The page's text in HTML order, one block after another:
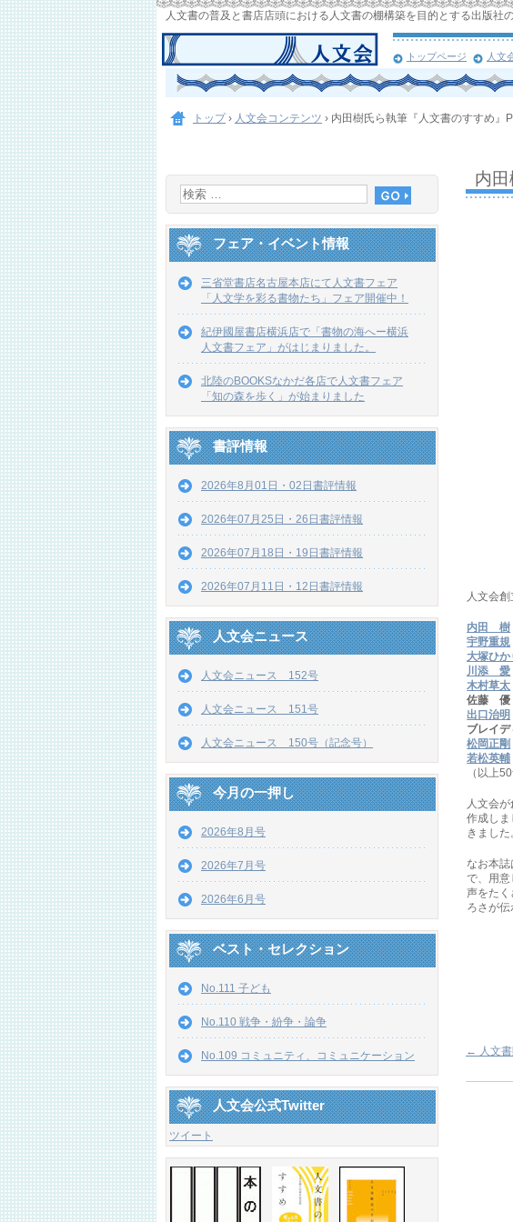
人文書の普及と書店店頭における人文書の棚構築を目的とする出版社の
トップページ 人文
トップ › 人文会コンテンツ › 内田樹氏ら執筆『人文書のすすめ』
内
人文会
内田 樹
宇野重規
大塚ひか
川添 愛
木村草太
佐藤 優
出口治明
ブレイデ
松岡正剛
若松英輔
（以上
人文会
作成し
きました
なお本
で、用意
声をた
ろさが伝
← 人文
フェア・イベント情報
三省堂書店名古屋本店にて人文書フェア
「人文学を彩る書物たち」フェア開催中！
紀伊國屋書店横浜店で「書物の海へー横浜
人文書フェア」がはじまりました。
北陸のBOOKSなかだ各店で人文書フェア
「知の森を歩く」が始まりました
書評情報
2026年8月01日・02日書評情報
2026年07月25日・26日書評情報
2026年07月18日・19日書評情報
2026年07月11日・12日書評情報
人文会ニュース
人文会ニュース 152号
人文会ニュース 151号
人文会ニュース 150号（記念号）
今月の一押し
2026年8月号
2026年7月号
2026年6月号
ベスト・セレクション
No.111 子ども
No.110 戦争・紛争・論争
No.109 コミュニティ、コミュニケーション
人文会公式Twitter
ツイート